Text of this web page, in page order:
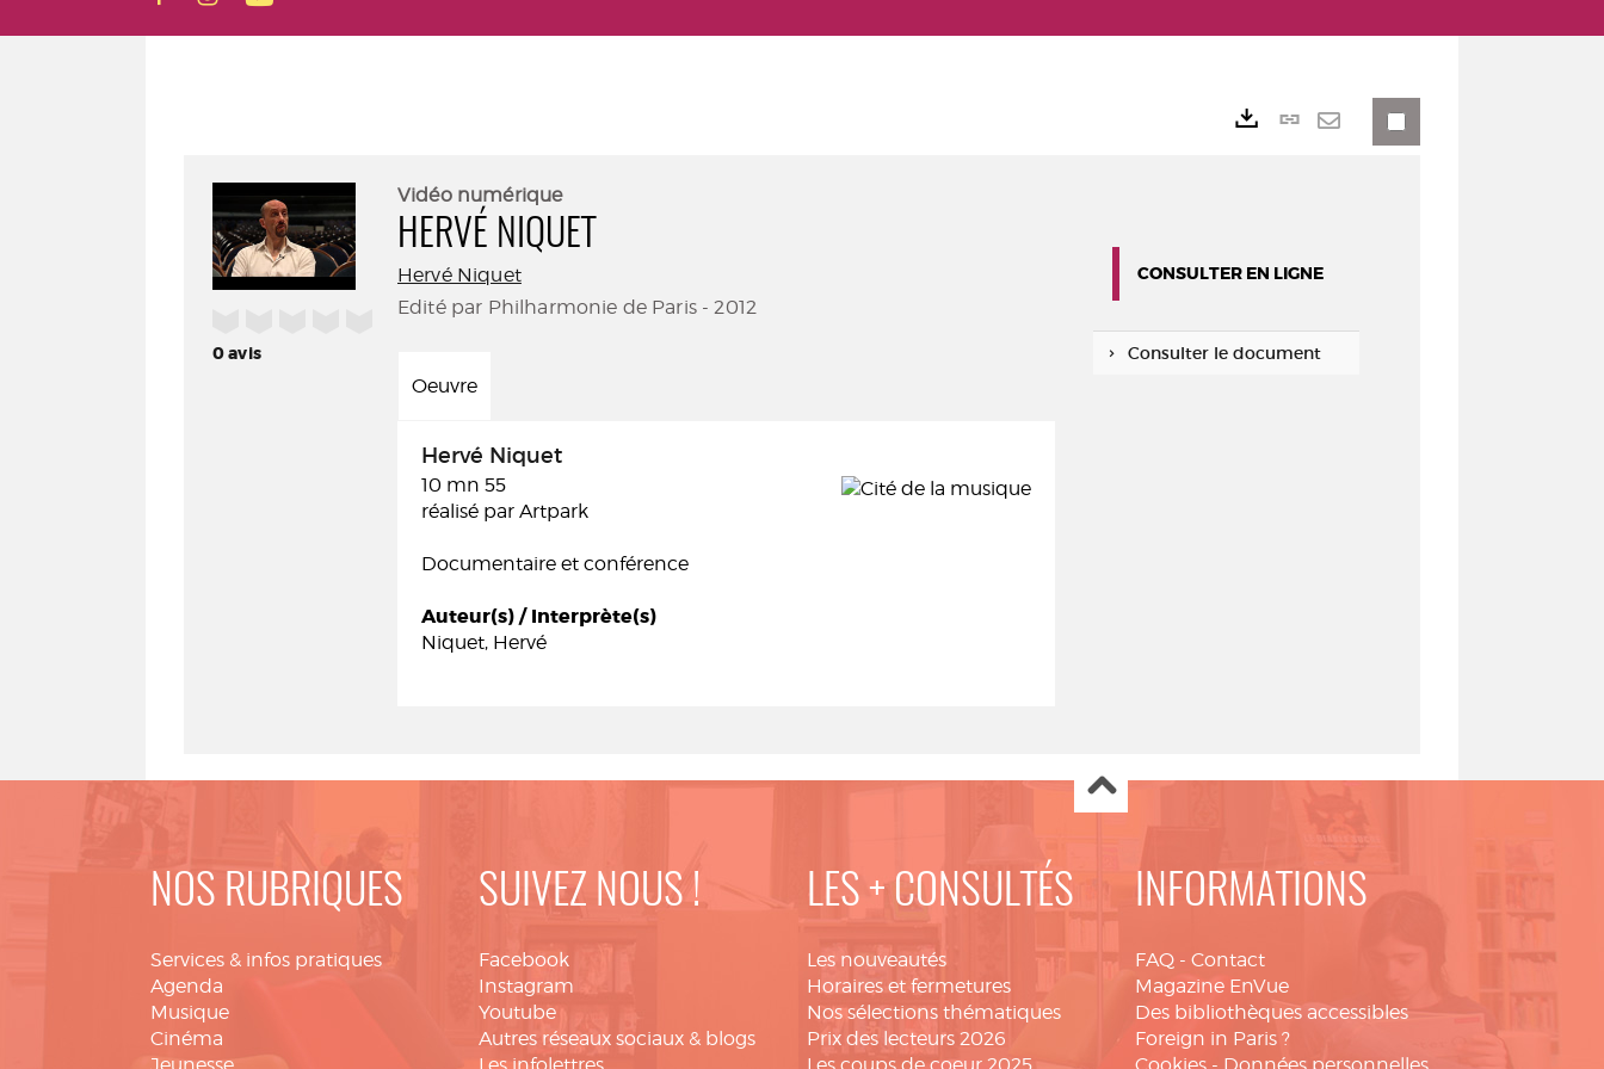
0avis
Vidéo numérique
HERVÉ NIQUET
Hervé Niquet
Edité par Philharmonie de Paris - 2012
Oeuvre
Hervé Niquet
10 mn 55
réalisé par Artpark
Documentaire et conférence
Auteur(s) / Interprète(s)
Niquet, Hervé
Lien
CONSULTER EN LIGNE
Consulter le document
NOS RUBRIQUES
Services & infos pratiques
Agenda
Musique
Cinéma
SUIVEZ NOUS !
Facebook
Instagram
Youtube
Autres réseaux sociaux & blogs
LES + CONSULTÉS
Les nouveautés
Horaires et fermetures
Nos sélections thématiques
Prix des lecteurs 2026
INFORMATIONS
FAQ - Contact
Magazine EnVue
Des bibliothèques accessibles
Foreign in Paris ?